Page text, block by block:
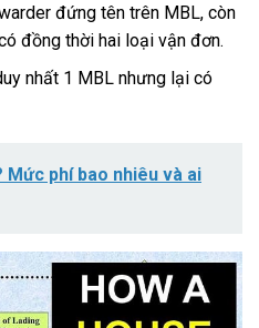
đứng tên trên MBL, còn
đồng thời hai loại vận đơn.
nhất 1 MBL nhưng lại có
Mức phí bao nhiêu và ai